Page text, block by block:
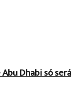
Dhabi só será